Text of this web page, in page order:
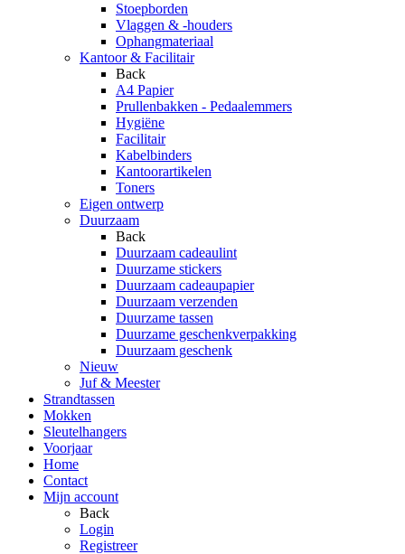
Stoepborden
Vlaggen & -houders
Ophangmateriaal
Kantoor & Facilitair
Back
A4 Papier
Prullenbakken - Pedaalemmers
Hygiëne
Facilitair
Kabelbinders
Kantoorartikelen
Toners
Eigen ontwerp
Duurzaam
Back
Duurzaam cadeaulint
Duurzame stickers
Duurzaam cadeaupapier
Duurzaam verzenden
Duurzame tassen
Duurzame geschenkverpakking
Duurzaam geschenk
Nieuw
Juf & Meester
Strandtassen
Mokken
Sleutelhangers
Voorjaar
Home
Contact
Mijn account
Back
Login
Registreer